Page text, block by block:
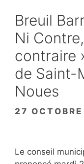
Breuil
Ni
contraire
de Saint-
Noues
27
Le conseil